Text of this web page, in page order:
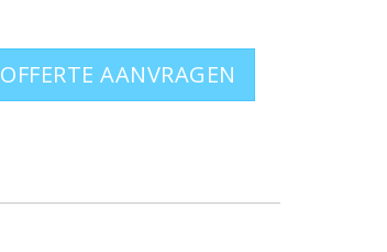
OFFERTE AANVRAGEN